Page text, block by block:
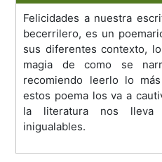
Felicidades a nuestra
becerrilero, es un
sus diferentes contexto,
magia de como se
recomiendo leerlo lo
estos poema los va a
la literatura nos lleva
inigualables.